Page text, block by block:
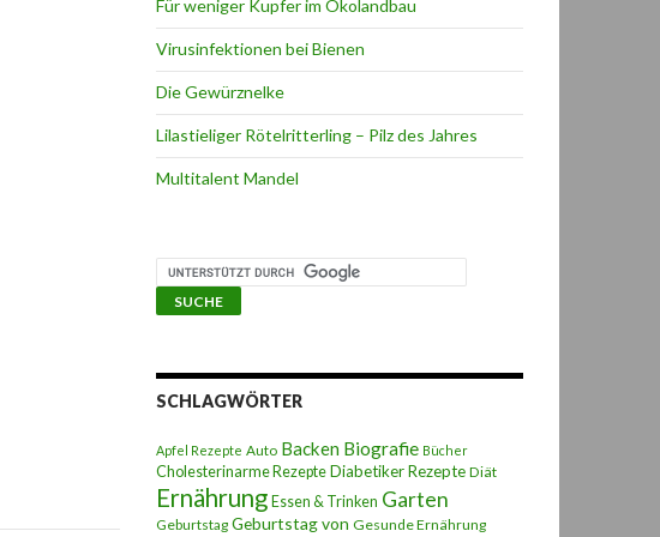
Für weniger Kupfer im Ökolandbau
Virusinfektionen bei Bienen
Die Gewürznelke
Lilastieliger Rötelritterling – Pilz des Jahres
Multitalent Mandel
SCHLAGWÖRTER
Apfel Rezepte Auto Backen Biografie Bücher
Cholesterinarme Rezepte Diabetiker Rezepte Diät
Ernährung Essen & Trinken Garten
Geburtstag Geburtstag von Gesunde Ernährung